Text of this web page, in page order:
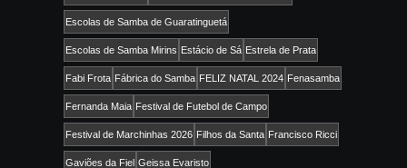
Escolas de Samba de Guaratinguetá
Escolas de Samba Mirins Estácio de Sá Estrela de Prata
Fabi Frota Fábrica do Samba FELIZ NATAL 2024 Fenasamba
Fernanda Maia Festival de Futebol de Campo
Festival de Marchinhas 2026 Filhos da Santa Francisco Ricci
Gaviões da Fiel Geissa Evaristo